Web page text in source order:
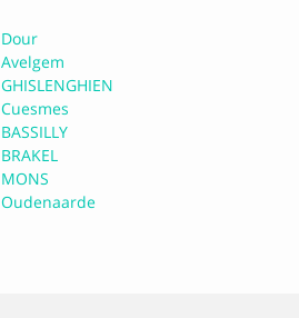
Dour
Avelgem
GHISLENGHIEN
Cuesmes
BASSILLY
BRAKEL
MONS
Oudenaarde